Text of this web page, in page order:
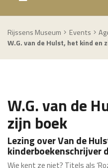
Rijssens Museum Events
W.G. van de Hulst, het kind en
W.G. van de
zijn boek
Lezing over Van de
kinderboekenschrijver
Wie kent ze niet? Titels als